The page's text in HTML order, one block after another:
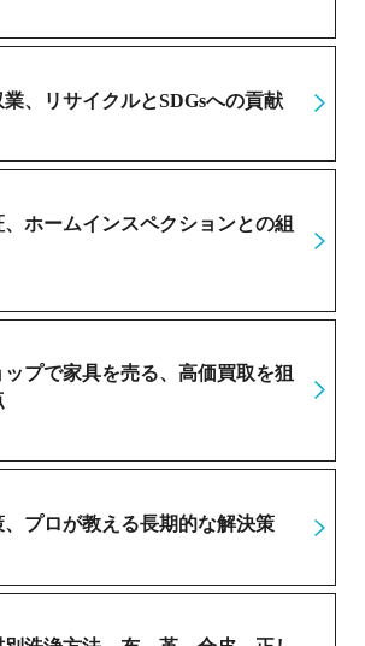
、リサイクルとSDGsへの貢献
ホームインスペクションとの組
プで家具を売る、高価買取を狙
プロが教える長期的な解決策